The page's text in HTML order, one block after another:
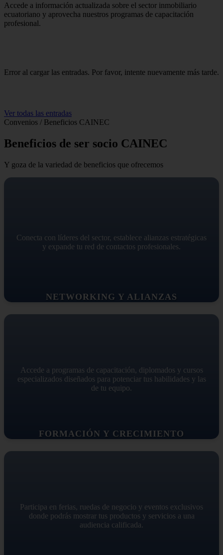
Accede a información actualizada sobre el sector inmobiliario
ecuatoriano y aprovecha nuestros programas de capacitación
profesional.
Error al cargar las entradas. Por favor, intente nuevamente más tarde.
Ver todas las entradas
Convenios / Beneficios CAINEC
Beneficios de ser socio CAINEC
Y goza de la variedad de beneficios que ofrecemos
NETWORKING Y ALIANZAS
Conecta con líderes del sector, establece alianzas estratégicas
y expande tu red de contactos profesionales.
FORMACIÓN Y CRECIMIENTO
Accede a programas de capacitación, diplomados y cursos
especializados diseñados para potenciar tus habilidades y las
de tu equipo.
Participa en ferias, ruedas de negocio y eventos exclusivos
donde podrás mostrar tus productos y servicios a una
audiencia calificada.